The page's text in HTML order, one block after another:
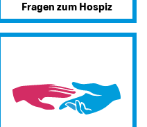
Fragen zum Hospiz